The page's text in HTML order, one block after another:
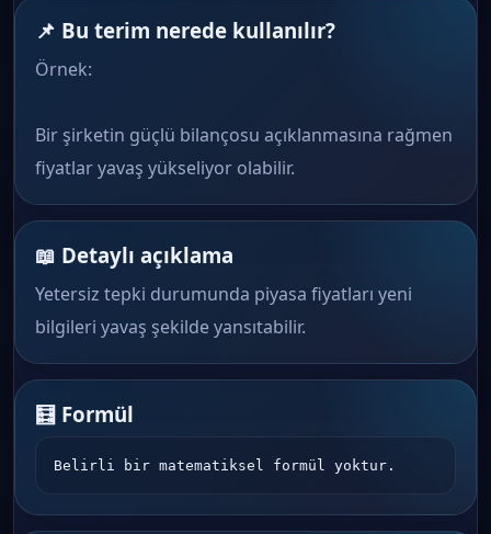
📌 Bu terim nerede kullanılır?
Örnek:
Bir şirketin güçlü bilançosu açıklanmasına rağmen
fiyatlar yavaş yükseliyor olabilir.
📖 Detaylı açıklama
Yetersiz tepki durumunda piyasa fiyatları yeni
bilgileri yavaş şekilde yansıtabilir.
🧮 Formül
Belirli bir matematiksel formül yoktur.